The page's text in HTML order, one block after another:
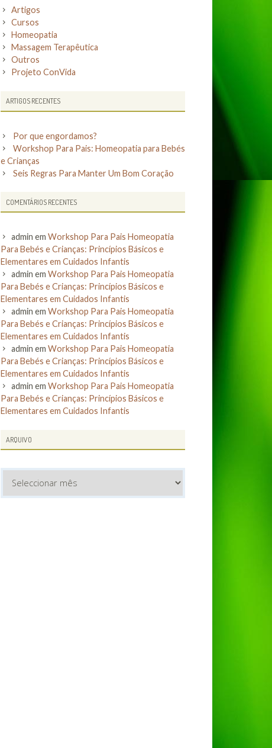
Artigos
Cursos
Homeopatia
Massagem Terapêutica
Outros
Projeto ConVida
ARTIGOS RECENTES
Por que engordamos?
Workshop Para Pais: Homeopatia para Bebés
e Crianças
Seis Regras Para Manter Um Bom Coração
COMENTÁRIOS RECENTES
admin em Workshop Para Pais Homeopatia
Para Bebés e Crianças: Princípios Básicos e
Elementares em Cuidados Infantis
admin em Workshop Para Pais Homeopatia
Para Bebés e Crianças: Princípios Básicos e
Elementares em Cuidados Infantis
admin em Workshop Para Pais Homeopatia
Para Bebés e Crianças: Princípios Básicos e
Elementares em Cuidados Infantis
admin em Workshop Para Pais Homeopatia
Para Bebés e Crianças: Princípios Básicos e
Elementares em Cuidados Infantis
admin em Workshop Para Pais Homeopatia
Para Bebés e Crianças: Princípios Básicos e
Elementares em Cuidados Infantis
ARQUIVO
Arquivo